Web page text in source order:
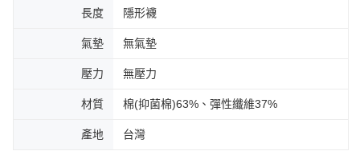
長度 隱形襪
氣墊 無氣墊
壓力 無壓力
材質 棉(抑菌棉)63%、彈性纖維37%
產地 台灣